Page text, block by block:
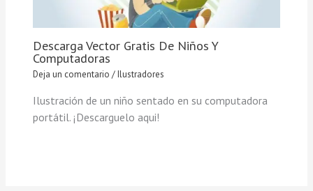
Descarga Vector Gratis De Niños Y
Computadoras
Deja un comentario /Ilustradores
Ilustración de un niño sentado en su computadora
portátil. ¡Descarguelo aqui!